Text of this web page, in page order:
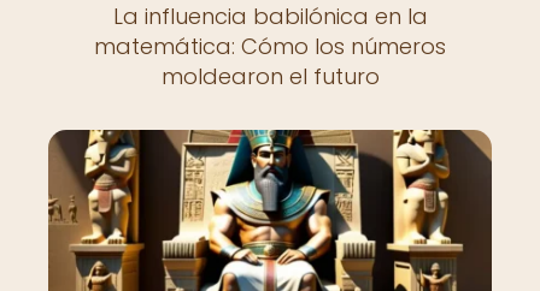
La influencia babilónica en la
matemática: Cómo los números
moldearon el futuro